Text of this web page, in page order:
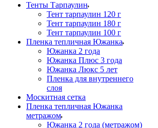
Тенты Тарпаулин
Тент тарпаулин 120 г
Тент тарпаулин 180 г
Тент тарпаулин 100 г
Пленка тепличная Южанка
Южанка 2 года
Южанка Плюс 3 года
Южанка Люкс 5 лет
Пленка для внутреннего
слоя
Москитная сетка
Пленка тепличная Южанка
метражом
Южанка 2 года (метражом)